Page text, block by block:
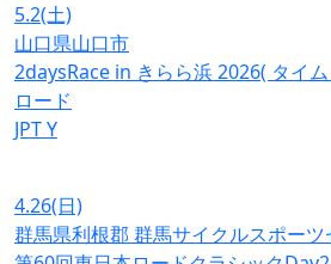
5.2(土)
山口県山口市
2daysRace in きらら浜 2026( タイ
ロード
JPTY
4.26(日)
群馬県利根郡 群馬サイクルスポーツ